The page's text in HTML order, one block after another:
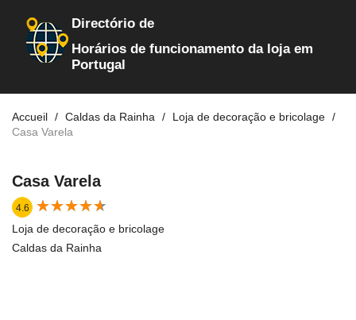
Directório de
Horários de funcionamento da loja em
Portugal
Accueil Caldas da Rainha
Loja de decoração e bricolage
Casa Varela
Casa Varela
4.6 ★★★★★
★★★★★
Loja de decoração e bricolage
Caldas da Rainha